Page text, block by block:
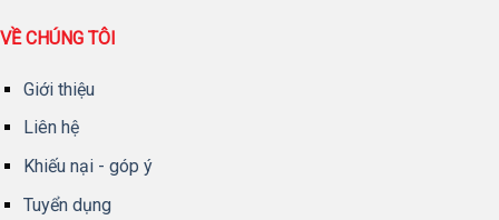
VỀ CHÚNG TÔI
Giới thiệu
Liên hệ
Khiếu nại - góp ý
Tuyển dụng